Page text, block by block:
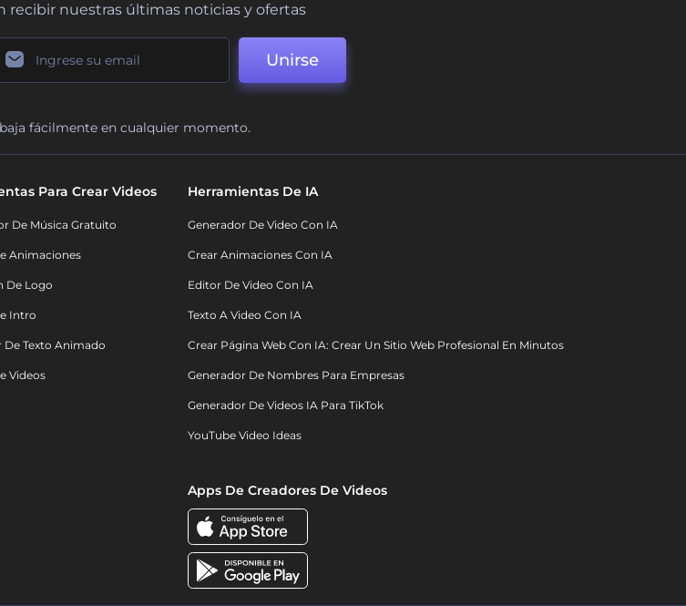
recibir nuestras últimas noticias y ofertas
Unirse
fácilmente en cualquier momento.
Para Crear Videos
De Música Gratuito
Animaciones
De Logo
Intro
De Texto Animado
Videos
Herramientas De IA
Generador De Video Con IA
Crear Animaciones Con IA
Editor De Video Con IA
Texto A Video Con IA
Crear Página Web Con IA: Crear Un Sitio Web Profesional En Minutos
Generador De Nombres Para Empresas
Generador De Videos IA Para TikTok
YouTube Video Ideas
Apps De Creadores De Videos